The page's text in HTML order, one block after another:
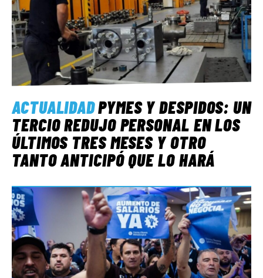
ACTUALIDADPYMES Y DESPIDOS: UN
TERCIO REDUJO PERSONAL EN LOS
ÚLTIMOS TRES MESES Y OTRO
TANTO ANTICIPÓ QUE LO HARÁ